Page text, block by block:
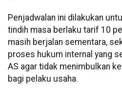
Penjadwalan ini dilakukan
tindih masa berlaku tarif 10
masih berjalan sementara,
proses hukum internal yang
AS agar tidak menimbulkan
bagi pelaku usaha.